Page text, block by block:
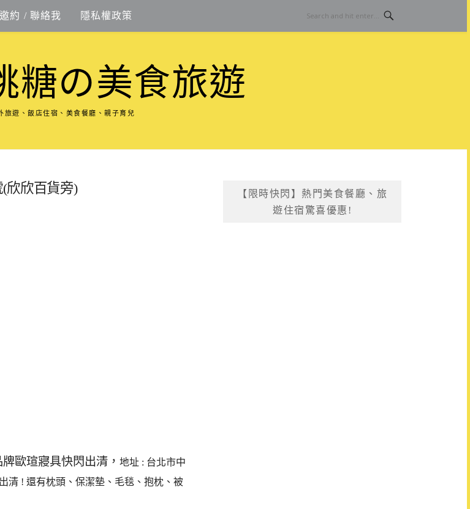
約 / 聯絡我 隱私權政策
糖の美食旅遊
旅遊、飯店住宿、美食餐廳、親子育兒
欣欣百貨旁)
歐瑄寢具快閃出清， 地址 : 台北市中
清 ! 還有枕頭、保潔墊、毛毯、抱枕、被
【限時快閃】熱門美食餐廳、旅
遊住宿驚喜優惠!